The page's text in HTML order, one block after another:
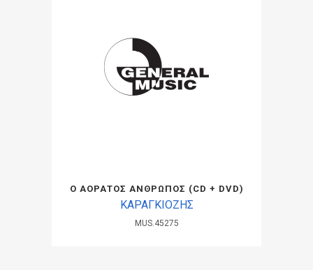
Ο ΑΟΡΑΤΟΣ ΑΝΘΡΩΠΟΣ (CD + DVD)
ΚΑΡΑΓΚΙΟΖΗΣ
MUS.45275